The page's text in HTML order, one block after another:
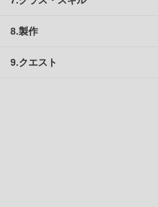
8.製作
9.クエスト